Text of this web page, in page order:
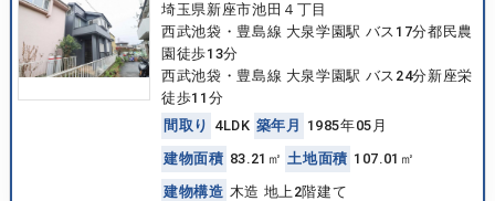
埼玉県新座市池田４丁目
西武池袋・豊島線 大泉学園駅 バス17分都民農
園徒歩13分
西武池袋・豊島線 大泉学園駅 バス24分新座栄
徒歩11分
間 取 り 4LDK 築年 月
1985年05月
建物面積 83.21㎡ 土地面積 107.01㎡
建物構造 木造 地上2階建て